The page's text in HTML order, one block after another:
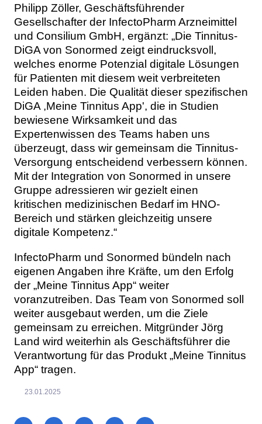
Philipp Zöller, Geschäftsführender
Gesellschafter der InfectoPharm Arzneimittel
und Consilium GmbH, ergänzt: „Die Tinnitus-
DiGA von Sonormed zeigt eindrucksvoll,
welches enorme Potenzial digitale Lösungen
für Patienten mit diesem weit verbreiteten
Leiden haben. Die Qualität dieser spezifischen
DiGA ,Meine Tinnitus App', die in Studien
bewiesene Wirksamkeit und das
Expertenwissen des Teams haben uns
überzeugt, dass wir gemeinsam die Tinnitus-
Versorgung entscheidend verbessern können.
Mit der Integration von Sonormed in unsere
Gruppe adressieren wir gezielt einen
kritischen medizinischen Bedarf im HNO-
Bereich und stärken gleichzeitig unsere
digitale Kompetenz.“
InfectoPharm und Sonormed bündeln nach
eigenen Angaben ihre Kräfte, um den Erfolg
der „Meine Tinnitus App“ weiter
voranzutreiben. Das Team von Sonormed soll
weiter ausgebaut werden, um die Ziele
gemeinsam zu erreichen. Mitgründer Jörg
Land wird weiterhin als Geschäftsführer die
Verantwortung für das Produkt „Meine Tinnitus
App“ tragen.
23.01.2025